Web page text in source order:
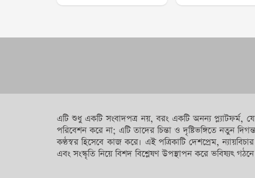
এটি শুধু একটি সংবাদপত্র নয়, বরং একটি অনন্য প্ল্যাটফর্ম,
পরিবেশন করে না; এটি তাদের চিন্তা ও দৃষ্টিভঙ্গিতে নতুন
কণ্ঠস্বর হিসেবে কাজ করে। এই পত্রিকাটি দেশপ্রেম,
এবং সংস্কৃতি নিয়ে বিশদ বিশ্লেষণ উপস্থাপন করে ভবিষ্যৎ